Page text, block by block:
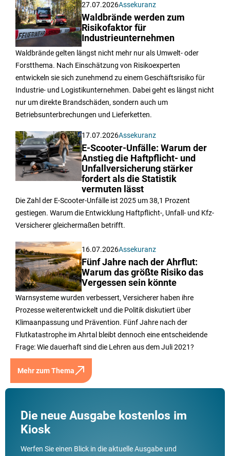
27.07.2026Assekuranz
Waldbrände werden zum
Risikofaktor für
Industrieunternehmen
Waldbrände gelten längst nicht mehr nur als Umwelt- oder
Forstthema. Nach Einschätzung von Risikoexperten
entwickeln sie sich zunehmend zu einem Geschäftsrisiko für
Industrie- und Logistikunternehmen. Dabei geht es längst nicht
nur um direkte Brandschäden, sondern auch um
Betriebsunterbrechungen und Lieferketten.
17.07.2026Assekuranz
E-Scooter-Unfälle: Warum der
Anstieg die Haftpflicht- und
Unfallversicherung stärker
fordert als die Statistik
vermuten lässt
Die Zahl der E-Scooter-Unfälle ist 2025 um 38,1 Prozent
gestiegen. Warum die Entwicklung Haftpflicht-, Unfall- und Kfz-
Versicherer gleichermaßen betrifft.
16.07.2026Assekuranz
Fünf Jahre nach der Ahrflut:
Warum das größte Risiko das
Vergessen sein könnte
Warnsysteme wurden verbessert, Versicherer haben ihre
Prozesse weiterentwickelt und die Politik diskutiert über
Klimaanpassung und Prävention. Fünf Jahre nach der
Flutkatastrophe im Ahrtal bleibt dennoch eine entscheidende
Frage: Wie dauerhaft sind die Lehren aus dem Juli 2021?
Mehr zum Thema
Die neue Ausgabe kostenlos im
Kiosk
Werfen Sie einen Blick in die aktuelle Ausgabe und